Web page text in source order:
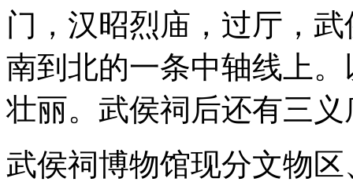
门，汉昭烈庙，过厅，
南到北的一条中轴线上
壮丽。武侯祠后还有三
武侯祠博物馆现分文物